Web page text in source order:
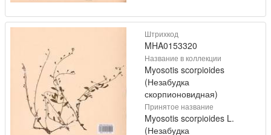
Штрихкод
MHA0153320
Название в коллекции
Myosotis scorpioides
(Незабудка
скорпионовидная)
Принятое название
Myosotis scorpioides L.
(Незабудка